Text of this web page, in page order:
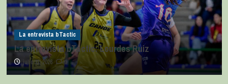
La entrevista bTactic
La entrevista bTactic: Lourdes Ruiz
julio 11, 2026 0